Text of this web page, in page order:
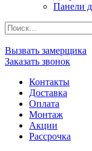
Панели
Вызвать замерщика
Заказать звонок
Контакты
Доставка
Оплата
Монтаж
Акции
Рассрочка